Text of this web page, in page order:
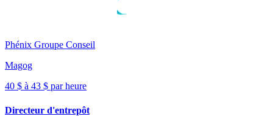
Phénix Groupe Conseil
Magog
40 $ à 43 $ par heure
Directeur d'entrepôt